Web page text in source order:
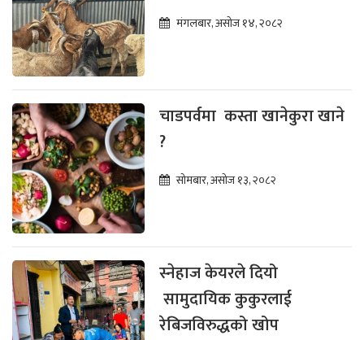
मंगलबार, असोज १४, २०८२
चाडपर्वमा कस्ता खानेकुरा खाने
?
सोमबार, असोज १३, २०८२
स्नेहाज केयरले दियो
सामुदायिक कुकुरलाई
रेबिजविरुद्धको खोप